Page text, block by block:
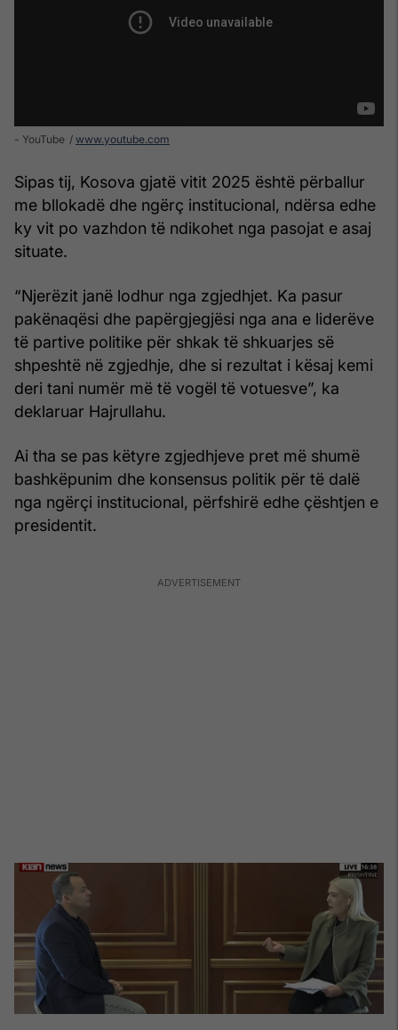
- YouTube www.youtube.com
Sipas tij, Kosova gjatë vitit 2025 është përballur
me bllokadë dhe ngërç institucional, ndërsa edhe
ky vit po vazhdon të ndikohet nga pasojat e asaj
situate.
“Njerëzit janë lodhur nga zgjedhjet. Ka pasur
pakënaqësi dhe papërgjegjësi nga ana e liderëve
të partive politike për shkak të shkuarjes së
shpeshtë në zgjedhje, dhe si rezultat i kësaj kemi
deri tani numër më të vogël të votuesve”, ka
deklaruar Hajrullahu.
Ai tha se pas këtyre zgjedhjeve pret më shumë
bashkëpunim dhe konsensus politik për të dalë
nga ngërçi institucional, përfshirë edhe çështjen e
presidentit.